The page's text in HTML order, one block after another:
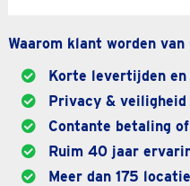
Waarom klant worden
Korte levertijden
Privacy & veiligheid
Contante betaling
Ruim 40 jaar
Meer dan 175